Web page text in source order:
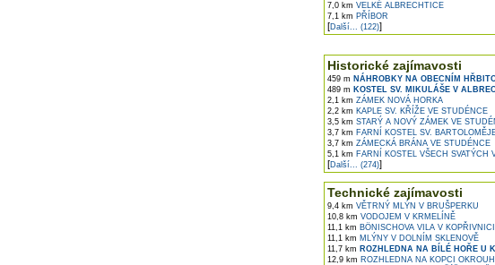
7,0 km VELKÉ ALBRECHTICE
7,1 km PŘÍBOR
[Další... (122)]
Historické zajímavosti
459 m NÁHROBKY NA OBECNÍM
489 m KOSTEL SV. MIKULÁŠE V
2,1 km ZÁMEK NOVÁ HORKA
2,2 km KAPLE SV. KŘÍŽE VE STUDÉNCE
3,5 km STARÝ A NOVÝ ZÁMEK VE
3,7 km FARNÍ KOSTEL SV.
3,7 km ZÁMECKÁ BRÁNA VE STUDÉNCE
5,1 km FARNÍ KOSTEL VŠECH SVATÝCH
[Další... (274)]
Technické zajímavosti
9,4 km VĚTRNÝ MLÝN V BRUŠPERKU
10,8 km VODOJEM V KRMELÍNĚ
11,1 km BÖNISCHOVA VILA V KOPŘIVNICI
11,1 km MLÝNY V DOLNÍM SKLENOVĚ
11,7 km ROZHLEDNA NA BÍLÉ HOŘE U
12,9 km ROZHLEDNA NA KOPCI